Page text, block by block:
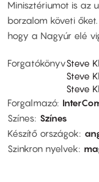
Minisztériumot is az
borzalom követi
hogy a Nagyúr elé
ForgatókönyvSteve
Steve
Steve
Forgalmazó
Színes Színes
Készítő országok
Szinkron nyelvek